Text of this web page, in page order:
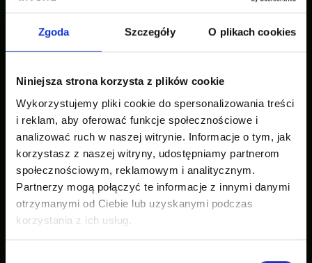
Zgoda Szczegóły O plikach cookies
Niniejsza strona korzysta z plików cookie
Wykorzystujemy pliki cookie do spersonalizowania treści
i reklam, aby oferować funkcje społecznościowe i
analizować ruch w naszej witrynie. Informacje o tym, jak
korzystasz z naszej witryny, udostępniamy partnerom
społecznościowym, reklamowym i analitycznym.
Partnerzy mogą połączyć te informacje z innymi danymi
otrzymanymi od Ciebie lub uzyskanymi podczas
korzystania z ich usług.
Nasze inspiracje